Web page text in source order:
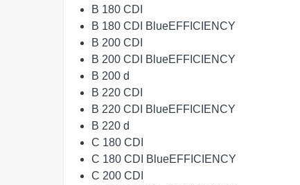
B 180 CDI
B 180 CDI BlueEFFICIENCY
B 200 CDI
B 200 CDI BlueEFFICIENCY
B 200 d
B 220 CDI
B 220 CDI BlueEFFICIENCY
B 220 d
C 180 CDI
C 180 CDI BlueEFFICIENCY
C 200 CDI